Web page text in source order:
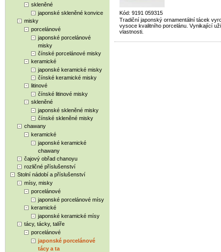
skleněné
japonské skleněné konvice
misky
porcelánové
japonské porcelánové
misky
čínské porcelánové misky
keramické
japonské keramické misky
čínské keramické misky
litinové
čínské litinové misky
skleněné
japonské skleněné misky
čínské skleněné misky
chawany
keramické
japonské keramické
chawany
čajový obřad chanoyu
rozličné příslušenství
Stolní nádobí a příslušenství
mísy, misky
porcelánové
japonské porcelánové mísy
keramické
japonské keramické mísy
tácy, tácky, talíře
porcelánové
japonské porcelánové
tácy a ta
Kód: 9191 059315
Tradiční japonský ornamentální tácek
vysoce kvalitního porcelánu. Vynikající
vlastnosti.